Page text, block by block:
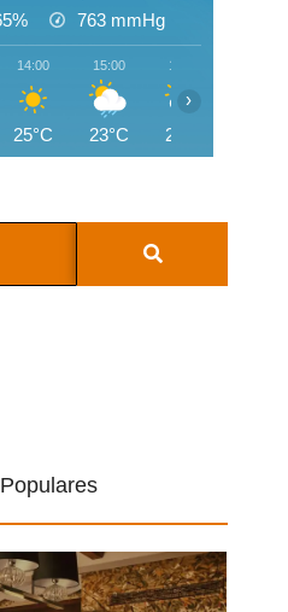
763 mmHg
14:00
25°C
15:00
23°C
16:00
20°C
›